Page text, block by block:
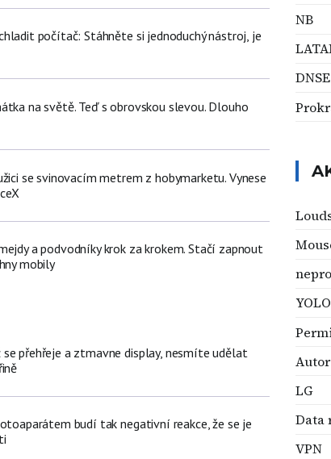
počítač: Stáhněte si jednoduchý nástroj, je
na světě. Teď s obrovskou slevou. Dlouho
se svinovacím metrem z hobymarketu. Vynese
a podvodníky krok za krokem. Stačí zapnout
mobily
se přehřeje a ztmavne display, nesmíte udělat
budí tak negativní reakce, že se je
NB
DNSE
YOLO
LG
Data
VPN